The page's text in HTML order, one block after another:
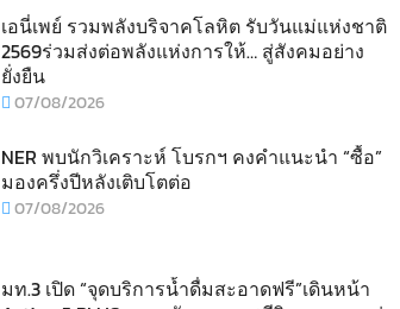
เอนี่เพย์ รวมพลังบริจาคโลหิต รับวันแม่แห่งชาติ
2569ร่วมส่งต่อพลังแห่งการให้… สู่สังคมอย่าง
ยั่งยืน
07/08/2026
NER พบนักวิเคราะห์ โบรกฯ คงคำแนะนำ “ซื้อ”
มองครึ่งปีหลังเติบโตต่อ
07/08/2026
มท.3 เปิด “จุดบริการน้ำดื่มสะอาดฟรี”เดินหน้า